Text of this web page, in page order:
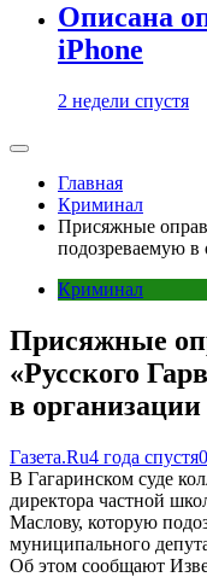
Описана
iPhone
2 недели спустя
Главная
Криминал
Присяжные
подозреваемую в
Криминал
Присяжные
«Русского
в
Газета.Ru4 года спустя0
В Гагаринском суде
директора частной
Маслову, которую
муниципального
Об этом сообщают